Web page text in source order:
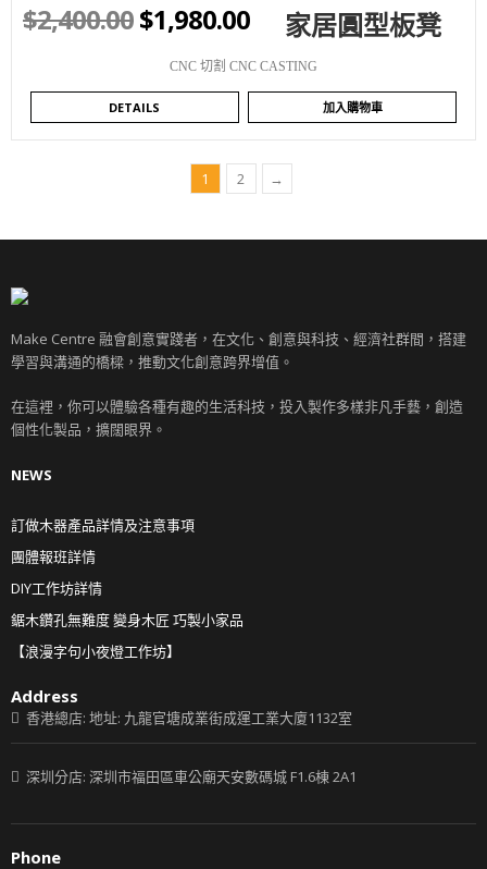
$2,400.00$1,980.00 家居圓型板凳
CNC 切割 CNC CASTING
DETAILS 加入購物車
1 2 →
Make Centre 融會創意實踐者，在文化、創意與科技、經濟社群間，搭建
學習與溝通的橋樑，推動文化創意跨界增值。
在這裡，你可以體驗各種有趣的生活科技，投入製作多樣非凡手藝，創造
個性化製品，擴闊眼界。
NEWS
訂做木器產品詳情及注意事項
團體報班詳情
DIY工作坊詳情
鋸木鑽孔無難度 變身木匠 巧製小家品
【浪漫字句小夜燈工作坊】
Address
香港總店: 地址: 九龍官塘成業街成運工業大廈1132室
深圳分店: 深圳市福田區車公廟天安數碼城 F1.6棟 2A1
Phone